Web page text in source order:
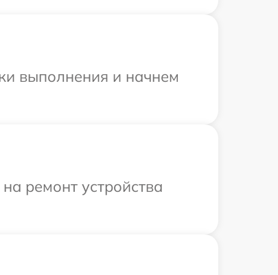
выполнения и начнем
ремонт устройства